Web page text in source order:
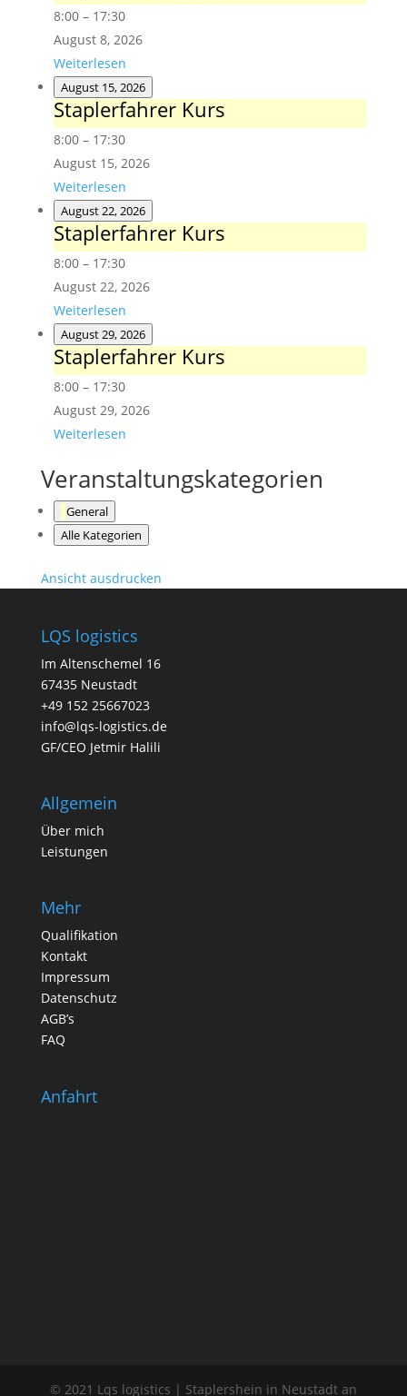
Kurs
8:00 – 17:30
August 8, 2026
Weiterlesen
August 15, 2026
Staplerfahrer
Kurs
Staplerfahrer Kurs
8:00 – 17:30
August 15, 2026
Weiterlesen
August 22, 2026
Staplerfahrer
Kurs
Staplerfahrer Kurs
8:00 – 17:30
August 22, 2026
Weiterlesen
August 29, 2026
Staplerfahrer
Kurs
Staplerfahrer Kurs
8:00 – 17:30
August 29, 2026
Weiterlesen
Veranstaltungskategorien
General
Alle Kategorien
Ansichtausdrucken
LQS logistics
Im Altenschemel 16
67435 Neustadt
+49 152 25667023
info@lqs-logistics.de
GF/CEO Jetmir Halili
Allgemein
Über mich
Leistungen
Mehr
Qualifikation
Kontakt
Impressum
Datenschutz
AGB’s
FAQ
Anfahrt
© 2021 Lqs logistics | Staplershein in Neustadt an